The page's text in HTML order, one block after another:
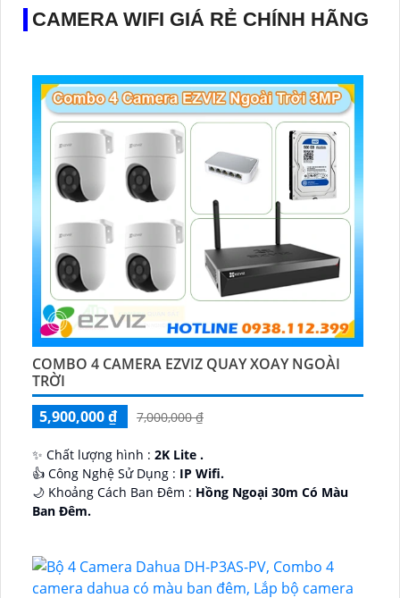
CAMERA WIFI GIÁ RẺ CHÍNH HÃNG
COMBO 4 CAMERA EZVIZ QUAY XOAY NGOÀI
TRỜI
5,900,000 ₫
7,000,000 ₫
✨ Chất lượng hình : 2K Lite .
👍 Công Nghệ Sử Dụng : IP Wifi.
🌙 Khoảng Cách Ban Đêm : Hồng Ngoại 30m Có Màu
Ban Ðêm.